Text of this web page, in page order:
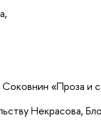
«Проза и
Некрасова,